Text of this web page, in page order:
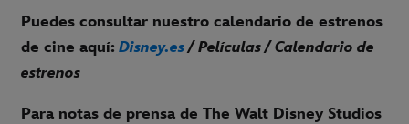
Puedes consultar nuestro calendario de estrenos
de cine aquí: Disney.es/ Películas / Calendario de
estrenos
Para notas de prensa de The Walt Disney Studios